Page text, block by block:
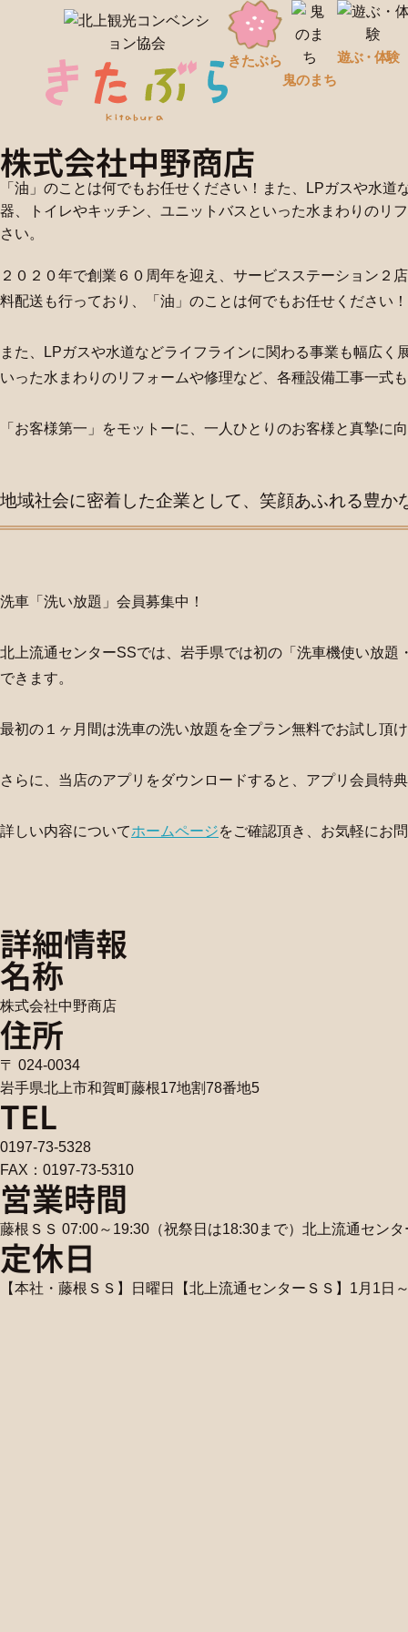
きたぶら
鬼のまち
遊ぶ・体験
株式会社中野商店
「油」のことは何でもお任せください！また、LPガスや水
器、トイレやキッチン、ユニットバスといった水まわりのリ
さい。
２０２０年で創業６０周年を迎え、サービスステーション
料配送も行っており、「油」のことは何でもお任せください！
また、LPガスや水道などライフラインに関わる事業も幅広
いった水まわりのリフォームや修理など、各種設備工事一式
「お客様第一」をモットーに、一人ひとりのお客様と真摯
地域社会に密着した企業として、笑顔あふれる豊か
洗車「洗い放題」会員募集中！
北上流通センターSSでは、岩手県では初の「洗車機使い放
できます。
最初の１ヶ月間は洗車の洗い放題を全プラン無料でお試し頂
さらに、当店のアプリをダウンロードすると、アプリ会員特
詳しい内容についてホームページをご確認頂き、お気軽にお
詳細情報
名称
株式会社中野商店
住所
〒 024-0034
岩手県北上市和賀町藤根17地割78番地5
TEL
0197-73-5328
FAX：0197-73-5310
営業時間
藤根ＳＳ 07:00～19:30（祝祭日は18:30まで）北上流通セン
定休日
【本社・藤根ＳＳ】日曜日【北上流通センターＳＳ】1月1日